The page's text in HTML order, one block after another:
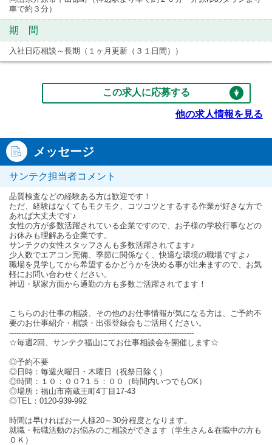
車で約３分）
期 間
入社日応相談～長期（１ヶ月更新（３１日間））
この求人に応募する
他の求人情報を見る
メッセージ
サンテク担当者コメント
品質検査などの経験ある方は歓迎です！
ただ、経験はなくてもモクモク、コツコツとするする作業が好きな方で
あれば大丈夫です♪
女性の方が多数活躍されている企業ですので、お子様の学校行事などの
お休みも理解ある企業です。
サンテクの女性スタッフさんも多数活躍されてます♪
少人数でエアコン完備、季節に関係なく、快適な環境の職場ですよ♪
職場を見学してから希望するかどうかを決める事が出来ますので、お気
軽にお問い合わせください。
神辺・駅家方面から通勤の方も多数ご活躍されてます！
こちらのお仕事の相談、その他のお仕事情報が気になる方は、ご予約不
要のお仕事紹介・相談・出張登録会もご活用ください。
----------------------------------------------------------------------------
☆毎週2回、サンテク福山にてお仕事相談会を開催します☆
◎予約不要
◎日時：毎週火曜日・木曜日（祝祭日除く）
◎時間：１０：００?１５：００（時間内いつでもOK）
◎場所：福山市南蔵王町4丁目17-43
◎TEL：0120-939-992
時間は早ければお一人様20～30分程度となります。
就職・転職活動のお悩みのご相談ができます（学生さん＆在職中の方も
ＯＫ）